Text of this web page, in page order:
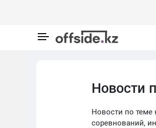
Новости
Новости по теме
соревнований,